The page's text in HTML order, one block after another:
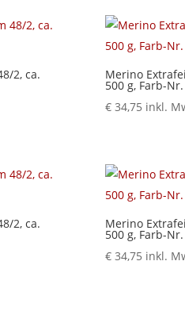
2, ca. Merino
500 g, Farb-
€34,75 inkl.
2, ca. Merino
500 g, Farb-
€34,75 inkl.